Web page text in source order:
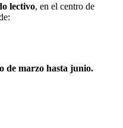
lectivo, en el centro de
de marzo hasta junio.